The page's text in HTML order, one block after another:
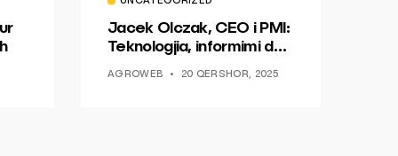
Jacek Olczak, CEO i PMI:
Teknologjia, informimi dhe
AGROWEB 20 QERSHOR, 2025